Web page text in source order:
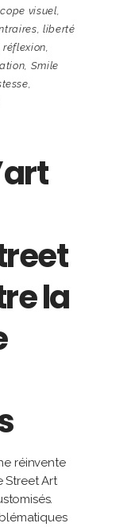
visuel,
, liberté
réflexion,
, Smile
,
la
réinvente
Street Art